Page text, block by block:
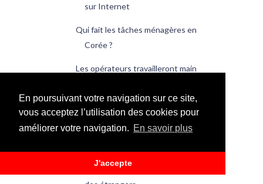
En poursuivant votre navigation sur ce site,
vous acceptez l’utilisation des cookies pour
améliorer votre navigation. En savoir plus
J'accepte
sur Internet
Qui fait les tâches ménagères en
Corée ?
Les opérateurs travailleront main
Quoi de neuf en Corée du Sud ?
De plus en plus de Coréens ne font
La capitale coréenne facilite la vie